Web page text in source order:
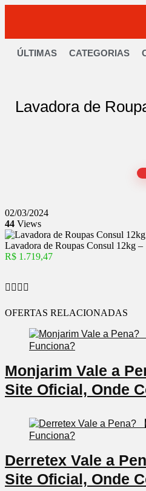
ÚLTIMAS CATEGORIAS
Lavadora de
02/03/2024
44 Views
Lavadora de Roupas Consul 12kg
R$ 1.719,47
OFERTAS RELACIONADAS
Monjarim Vale a
Site Oficial, Onde
Derretex Vale a
Site Oficial, Onde